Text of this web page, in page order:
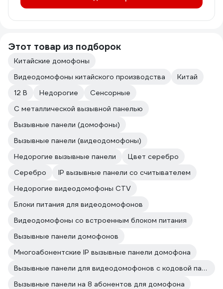
Этот товар из подборок
Китайские домофоны
Видеодомофоны китайского производства
Китай
12 В
Недорогие
Сенсорные
С металлической вызывной панелью
Вызывные панели (домофоны)
Вызывные панели (видеодомофоны)
Недорогие вызывные панели
Цвет серебро
Серебро
IP вызывные панели со считывателем
Недорогие видеодомофоны CTV
Блоки питания для видеодомофонов
Видеодомофоны со встроенным блоком питания
Вызывные панели домофонов
Многоабонентские IP вызывные панели домофона
Вызывные панели для видеодомофонов с кодовой панелью
Вызывные панели на 8 абонентов для домофона